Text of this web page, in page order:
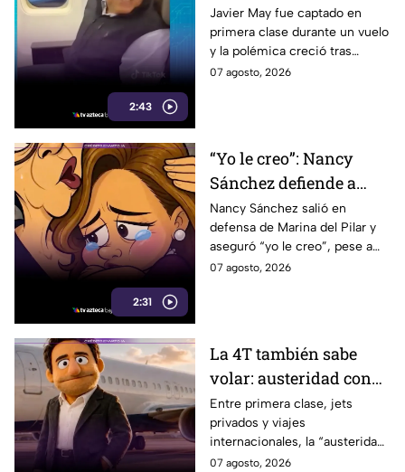
2:43
Captan a Javier May
sonriente en primera
clase y Morena le “jala
las orejas”
Javier May fue captado en
primera clase durante un vuelo
y la polémica creció tras
imágenes de un presunto reloj
07 agosto, 2026
2:31
“Yo le creo”: Nancy
Sánchez defiende a
Marina del Pilar como
si fuera su hija pese a
polémicas
Nancy Sánchez salió en
defensa de Marina del Pilar y
aseguró “yo le creo”, pese a
los audios filtrados y las
07 agosto, 2026
La 4T también sabe
volar: austeridad con
sabor a primera clase
Entre primera clase, jets
privados y viajes
internacionales, la “austeridad”
de la 4T parece tener una
07 agosto, 2026